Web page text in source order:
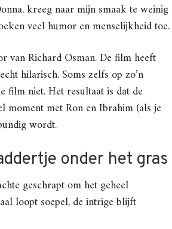
kreeg naar mijn smaak te weinig
veel humor en menselijkheid toe.
van Richard Osman. De film heeft
hilarisch. Soms zelfs op zo’n
film niet. Het resultaat is dat de
moment met Ron en Ibrahim (als je
wordt.
onder het gras
geschrapt om het geheel
loopt soepel, de intrige blijft